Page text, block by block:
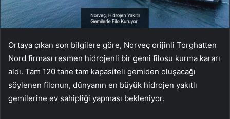
Ortaya çıkan son bilgilere göre, Norveç orijinli Torghatten
Nord firması resmen hidrojenli bir gemi filosu kurma kararı
aldı. Tam 120 tane tam kapasiteli gemiden oluşacağı
söylenen filonun, dünyanın en büyük hidrojen yakıtlı
gemilerine ev sahipliği yapması bekleniyor.